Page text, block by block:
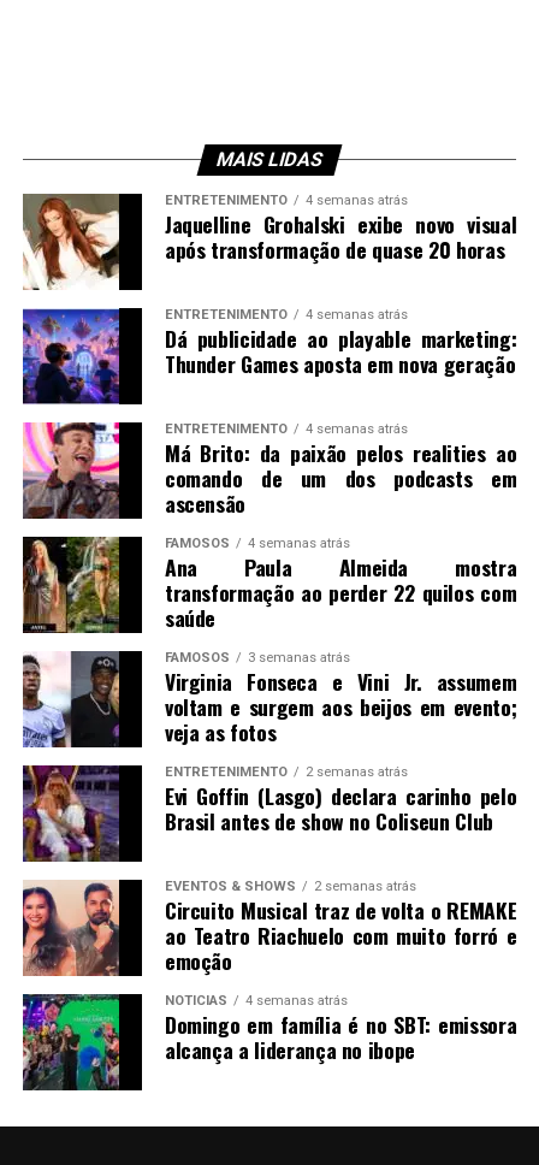
MAIS LIDAS
ENTRETENIMENTO 4 semanas atrás
Jaquelline Grohalski exibe novo visual
após transformação de quase 20 horas
ENTRETENIMENTO 4 semanas atrás
Dá publicidade ao playable marketing:
Thunder Games aposta em nova geração
ENTRETENIMENTO 4 semanas atrás
Má Brito: da paixão pelos realities ao
comando de um dos podcasts em
ascensão
FAMOSOS 4 semanas atrás
Ana Paula Almeida mostra
transformação ao perder 22 quilos com
saúde
FAMOSOS 3 semanas atrás
Virginia Fonseca e Vini Jr. assumem
voltam e surgem aos beijos em evento;
veja as fotos
ENTRETENIMENTO 2 semanas atrás
Evi Goffin (Lasgo) declara carinho pelo
Brasil antes de show no Coliseun Club
EVENTOS & SHOWS 2 semanas atrás
Circuito Musical traz de volta o REMAKE
ao Teatro Riachuelo com muito forró e
emoção
NOTICIAS 4 semanas atrás
Domingo em família é no SBT: emissora
alcança a liderança no ibope